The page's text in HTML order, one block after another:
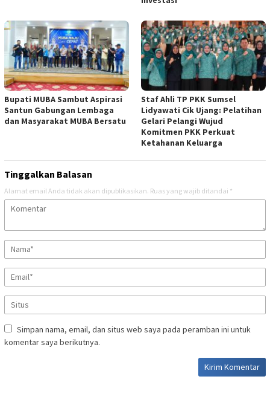
Bupati MUBA Sambut Aspirasi
Santun Gabungan Lembaga
dan Masyarakat MUBA Bersatu
Staf Ahli TP PKK Sumsel
Lidyawati Cik Ujang: Pelatihan
Gelari Pelangi Wujud
Komitmen PKK Perkuat
Ketahanan Keluarga
Tinggalkan Balasan
Alamat email Anda tidak akan dipublikasikan. Ruas yang wajib ditandai *
Simpan nama, email, dan situs web saya pada peramban ini untuk
komentar saya berikutnya.